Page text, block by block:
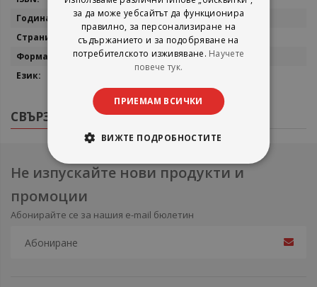
2011
425
13 x 20 см.
СВЪРЗАНИ ПРОДУКТИ
Не изпускайте нови продукти и
промоции
Абонирайте се за нашия e-mail бюлетин
за да може уебсайтът да функционира
правилно, за персонализиране на
съдържанието и за подобряване на
потребителското изживяване. Научете
повече тук.
ПРИЕМАМ ВСИЧКИ
ВИЖТЕ ПОДРОБНОСТИТЕ